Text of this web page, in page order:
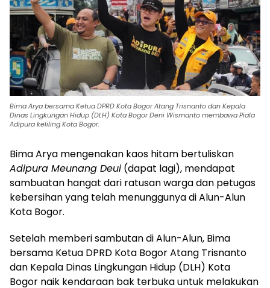
Bima Arya bersama Ketua DPRD Kota Bogor Atang Trisnanto dan Kepala
Dinas Lingkungan Hidup (DLH) Kota Bogor Deni Wismanto membawa Piala
Adipura keliling Kota Bogor.
Bima Arya mengenakan kaos hitam bertuliskan
Adipura Meunang Deui (dapat lagi), mendapat
sambuatan hangat dari ratusan warga dan petugas
kebersihan yang telah menunggunya di Alun-Alun
Kota Bogor.
Setelah memberi sambutan di Alun-Alun, Bima
bersama Ketua DPRD Kota Bogor Atang Trisnanto
dan Kepala Dinas Lingkungan Hidup (DLH) Kota
Bogor naik kendaraan bak terbuka untuk melakukan